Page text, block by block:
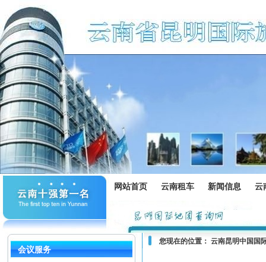
网站首页 云南租车 新闻信息 云
会议服务
您现在的位置： 云南昆明中国国